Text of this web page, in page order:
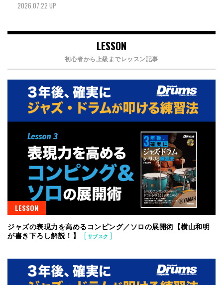
2026.07.22 UP
LESSON
初心者から上級までレッスン記事
LESSON
ジャズの表現力を高めるコンピング／ソロの展開術【横山和明
が書き下ろし解説！】
サブスク